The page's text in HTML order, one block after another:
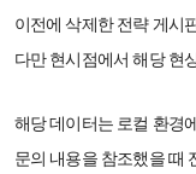
이전에 삭제한 전략 게시
다만 현시점에서 해당 현
해당 데이터는 로컬 환경
문의 내용을 참조했을 때